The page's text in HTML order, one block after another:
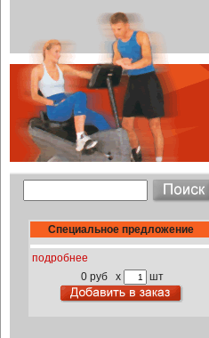
Специальное предложение
подробнее
0 руб
x шт